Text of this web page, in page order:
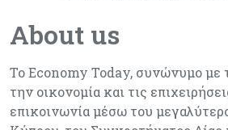
About us
Το Economy Today, συνώνυμο με
την οικονομία και τις
επικοινωνία μέσω του